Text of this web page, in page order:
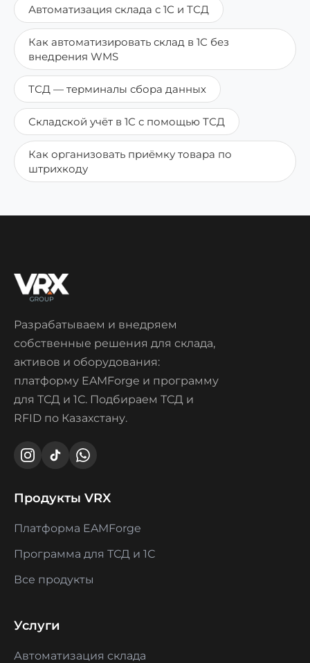
Автоматизация склада с 1С и ТСД
Как автоматизировать склад в 1С без
внедрения WMS
ТСД — терминалы сбора данных
Складской учёт в 1С с помощью ТСД
Как организовать приёмку товара по
штрихкоду
Разрабатываем и внедряем
собственные решения для склада,
активов и оборудования:
платформу EAMForge и программу
для ТСД и 1С. Подбираем ТСД и
RFID по Казахстану.
Продукты VRX
Платформа EAMForge
Программа для ТСД и 1С
Все продукты
Услуги
Автоматизация склада